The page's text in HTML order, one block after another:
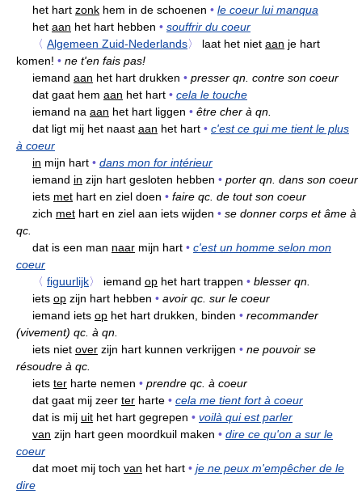
het hart zonk hem in de schoenen • le coeur lui manqua
het aan het hart hebben • souffrir du coeur
〈 Algemeen Zuid-Nederlands〉 laat het niet aan je hart
komen! • ne t'en fais pas!
iemand aan het hart drukken • presser qn. contre son coeur
dat gaat hem aan het hart • cela le touche
iemand na aan het hart liggen • être cher à qn.
dat ligt mij het naast aan het hart • c'est ce qui me tient le plus
à coeur
in mijn hart • dans mon for intérieur
iemand in zijn hart gesloten hebben • porter qn. dans son coeur
iets met hart en ziel doen • faire qc. de tout son coeur
zich met hart en ziel aan iets wijden • se donner corps et âme à
qc.
dat is een man naar mijn hart • c'est un homme selon mon
coeur
〈 figuurlijk〉 iemand op het hart trappen • blesser qn.
iets op zijn hart hebben • avoir qc. sur le coeur
iemand iets op het hart drukken, binden • recommander
(vivement) qc. à qn.
iets niet over zijn hart kunnen verkrijgen • ne pouvoir se
résoudre à qc.
iets ter harte nemen • prendre qc. à coeur
dat gaat mij zeer ter harte • cela me tient fort à coeur
dat is mij uit het hart gegrepen • voilà qui est parler
van zijn hart geen moordkuil maken • dire ce qu'on a sur le
coeur
dat moet mij toch van het hart • je ne peux m'empêcher de le
dire